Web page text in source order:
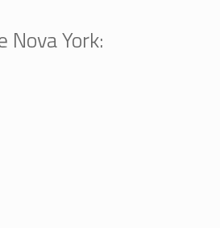
Nova York: